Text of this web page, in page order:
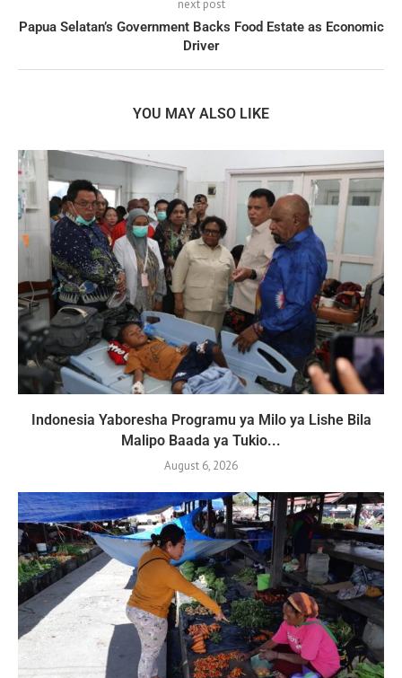
next post
Papua Selatan’s Government Backs Food Estate as Economic
Driver
YOU MAY ALSO LIKE
Indonesia Yaboresha Programu ya Milo ya Lishe Bila
Malipo Baada ya Tukio...
August 6, 2026